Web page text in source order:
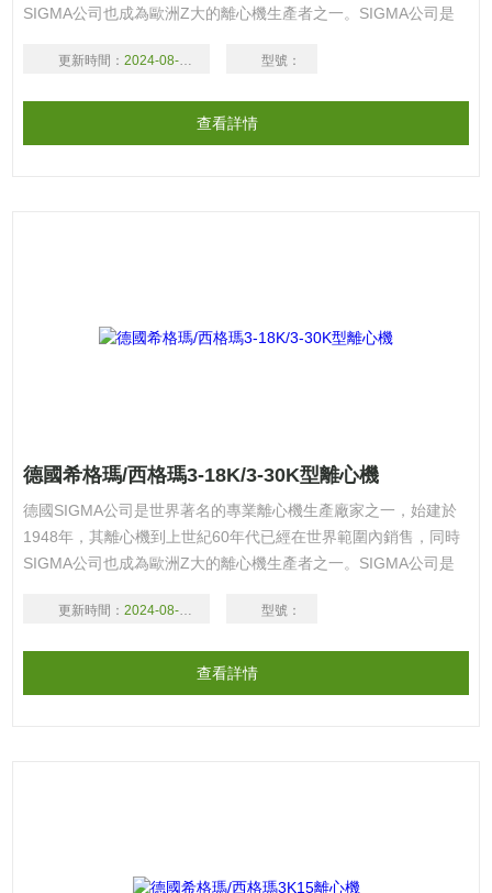
SIGMA公司也成為歐洲Z大的離心機生產者之一。SIGMA公司是
更新時間： 2024-08-16 型號：
查看詳情
德國希格瑪/西格瑪3-18K/3-30K型離心機
德國SIGMA公司是世界著名的專業離心機生產廠家之一，始建於
1948年，其離心機到上世紀60年代已經在世界範圍內銷售，同時
SIGMA公司也成為歐洲Z大的離心機生產者之一。SIGMA公司是
更新時間： 2024-08-16 型號：
查看詳情